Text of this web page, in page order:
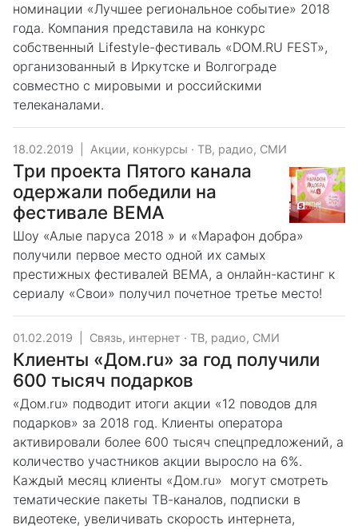
номинации «Лучшее региональное событие» 2018
года. Компания представила на конкурс
собственный Lifestyle-фестиваль «DOM.RU FEST»,
организованный в Иркутске и Волгограде
совместно с мировыми и российскими
телеканалами.
18.02.2019 Акции, конкурсы · ТВ, радио, СМИ
Три проекта Пятого канала
одержали победили на
фестивале BEMA
Шоу «Алые паруса 2018 » и «Марафон добра»
получили первое место одной их самых
престижных фестивалей BEMA, а онлайн-кастинг к
сериалу «Свои» получил почетное третье место!
01.02.2019 Связь, интернет · ТВ, радио, СМИ
Клиенты «Дом.ru» за год получили
600 тысяч подарков
«Дом.ru» подводит итоги акции «12 поводов для
подарков» за 2018 год. Клиенты оператора
активировали более 600 тысяч спецпредложений, а
количество участников акции выросло на 6%.
Каждый месяц клиенты «Дом.ru» могут смотреть
тематические пакеты ТВ-каналов, подписки в
видеотеке, увеличивать скорость интернета,